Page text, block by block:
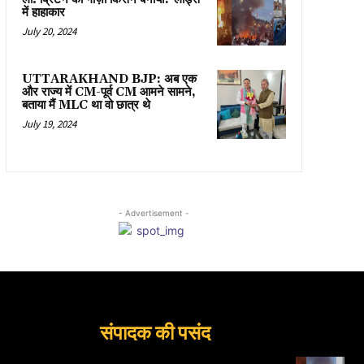
में हाहाकार
July 20, 2024
UTTARAKHAND BJP: अब एक
और राज्य में CM-पूर्व CM आमने सामने,
बताया मैं MLC था वो छात्र थे
July 19, 2024
- Advertisement -
संपादक की पसंद